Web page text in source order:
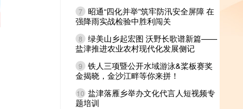
7
昭通“四化并举”筑牢防汛安全屏障 在
强降雨实战检验中胜利闯关
8 绿美山乡起宏图 沃野长歌谱新篇——
盐津推进农业农村现代化发展侧记
9 铁人三项暨公开水域游泳&桨板赛奖
金揭晓，金沙江畔等你来拼！
10 盐津落雁乡举办文化代言人短视频专
题培训